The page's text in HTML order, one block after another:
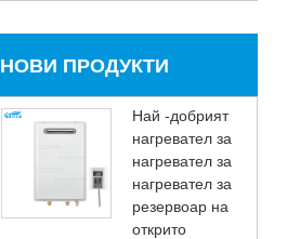
НОВИ ПРОДУКТИ
Най -добрият
нагревател за
нагревател за
нагревател за
резервоар на
открито